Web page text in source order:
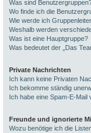
Was sind
Wo finde ich die
Wie werde ich
Weshalb werden
Was ist eine Hauptgruppe?
Was bedeutet der „Das
Private Nachrichten
Ich kann keine Privaten
Ich bekomme ständig
Ich habe eine Spam-E-Mail
Freunde und ignorierte
Wozu benötige ich die